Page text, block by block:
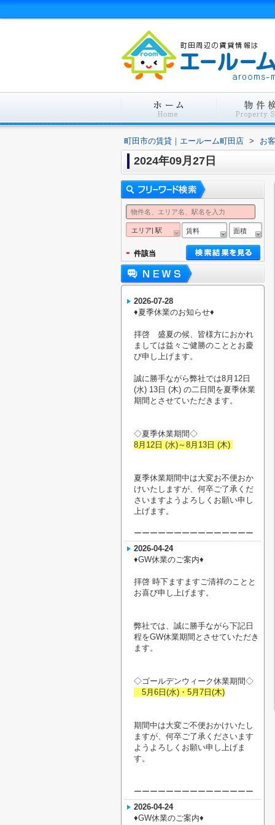
町田市の賃貸｜エールーム町田店 > お
2024年09月27日
エリア| 駅 賃料 面積
- 件該当
2026-07-28
♦︎夏季休業のお知らせ♦︎
拝啓 盛夏の候、皆様方におかれ
ましては益々ご健勝のこととお慶
び申し上げます。
誠に勝手ながら弊社では8月12日
(水) 13日 (木) の二日間を夏季休業
期間とさせていただきます。
◇夏季休業期間◇
8月12日 (水)～8月13日 (木)
夏季休業期間中は大変お不便おか
けいたしますが、何卒ご了承くだ
さいますようよろしくお願い申し
上げます。
ーーーーーーーーーーーーーーー
2026-04-24
♦︎GW休業のご案内♦︎
拝啓 時下ますますご清祥のことと
お喜び申し上げます。
弊社では、誠に勝手ながら下記日
程をGW休業期間とさせていただき
ます。
◇ゴールデンウィーク休業期間◇
5月6日(水)・5月7日(木)
期間中は大変ご不便おかけいたし
ますが、何卒ご了承くださいます
ようよろしくお願い申し上げま
す。
ーーーーーーーーーーーーーーー
2026-04-24
♦︎GW休業のご案内♦︎